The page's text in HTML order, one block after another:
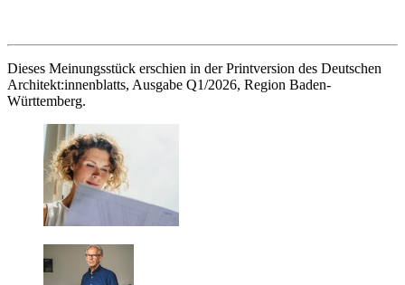
Dieses Meinungsstück erschien in der Printversion des Deutschen
Architekt:innenblatts, Ausgabe Q1/2026, Region Baden-
Württemberg.